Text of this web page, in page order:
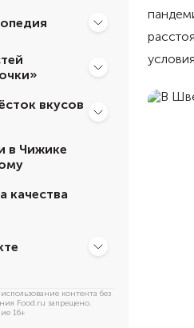
вкусов
в Чижике
качества
контента без
Food.ru запрещено.
16+